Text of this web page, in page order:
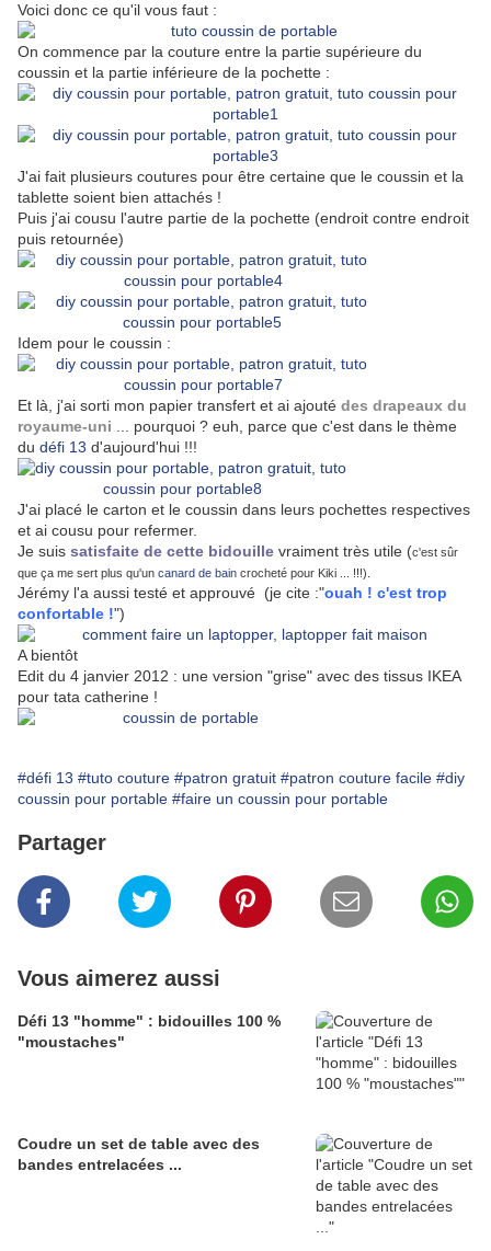
Voici donc ce qu'il vous faut :
On commence par la couture entre la partie supérieure du
coussin et la partie inférieure de la pochette :
J'ai fait plusieurs coutures pour être certaine que le coussin et la
tablette soient bien attachés !
Puis j'ai cousu l'autre partie de la pochette (endroit contre endroit
puis retournée)
Idem pour le coussin :
Et là, j'ai sorti mon papier transfert et ai ajouté des drapeaux du
royaume-uni ... pourquoi ? euh, parce que c'est dans le thème
du défi 13 d'aujourd'hui !!!
J'ai placé le carton et le coussin dans leurs pochettes respectives
et ai cousu pour refermer.
Je suis satisfaite de cette bidouille vraiment très utile (c'est sûr
que ça me sert plus qu'un canard de bain crocheté pour Kiki ... !!!).
Jérémy l'a aussi testé et approuvé (je cite :"ouah ! c'est trop
confortable !")
A bientôt
Edit du 4 janvier 2012 : une version "grise" avec des tissus IKEA
pour tata catherine !
#défi 13 #tuto couture #patron gratuit #patron couture facile #diy
coussin pour portable #faire un coussin pour portable
Partager
Vous aimerez aussi
Défi 13 "homme" : bidouilles 100 %
"moustaches"
Coudre un set de table avec des
bandes entrelacées ...